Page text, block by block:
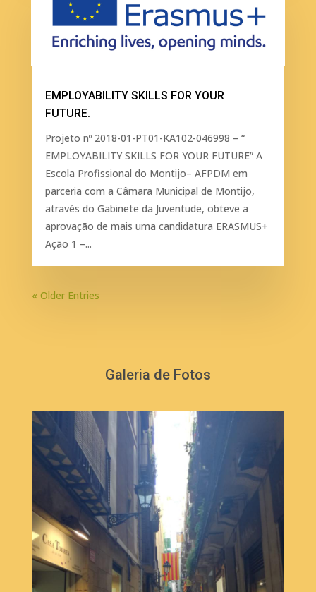
EMPLOYABILITY SKILLS FOR YOUR
FUTURE.
Projeto nº 2018-01-PT01-KA102-046998 – “
EMPLOYABILITY SKILLS FOR YOUR FUTURE” A
Escola Profissional do Montijo– AFPDM em
parceria com a Câmara Municipal de Montijo,
através do Gabinete da Juventude, obteve a
aprovação de mais uma candidatura ERASMUS+
Ação 1 –...
« Older Entries
Galeria de Fotos